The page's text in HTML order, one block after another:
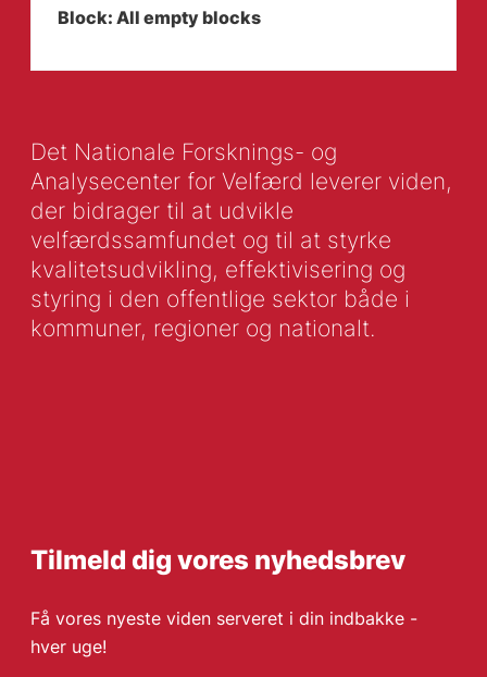
Block: All empty blocks
Det Nationale Forsknings- og
Analysecenter for Velfærd leverer viden,
der bidrager til at udvikle
velfærdssamfundet og til at styrke
kvalitetsudvikling, effektivisering og
styring i den offentlige sektor både i
kommuner, regioner og nationalt.
Tilmeld dig vores nyhedsbrev
Få vores nyeste viden serveret i din indbakke -
hver uge!